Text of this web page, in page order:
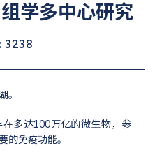
学多中心研究
3238
。
多达100万亿的微生物，参
的免疫功能。